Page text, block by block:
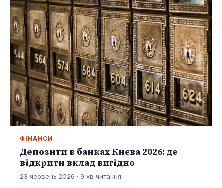
ФІНАНСИ
Депозити в банках Києва 2026: де
відкрити вклад вигідно
23 червень 2026 · 9 хв читання